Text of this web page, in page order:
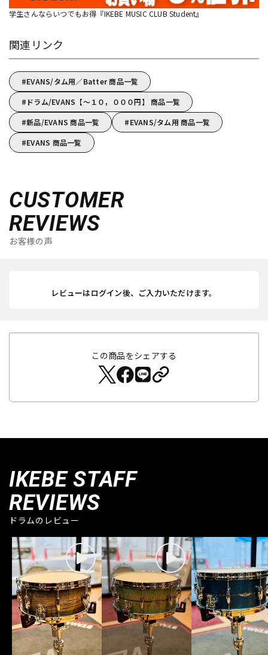
学生さんならいつでもお得『IKEBE MUSIC CLUB Student』
関連リンク
EVANS/タム用／Batter 商品一覧
ドラム/EVANS【～１０，０００円】 商品一覧
新品/EVANS 商品一覧
EVANS/タム用 商品一覧
EVANS 商品一覧
CUSTOMER
REVIEWS
お客様の声
レビューはログイン後、ご入力いただけます。
この商品をシェアする
IKEBE STAFF
REVIEWS
ドラムのレビュー